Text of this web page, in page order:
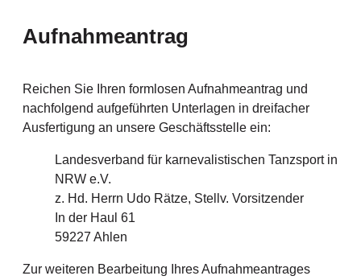
Aufnahmeantrag
Reichen Sie Ihren formlosen Aufnahmeantrag und
nachfolgend aufgeführten Unterlagen in dreifacher
Ausfertigung an unsere Geschäftsstelle ein:
Landesverband für karnevalistischen Tanzsport in
NRW e.V.
z. Hd. Herrn Udo Rätze, Stellv. Vorsitzender
In der Haul 61
59227 Ahlen
Zur weiteren Bearbeitung Ihres Aufnahmeantrages